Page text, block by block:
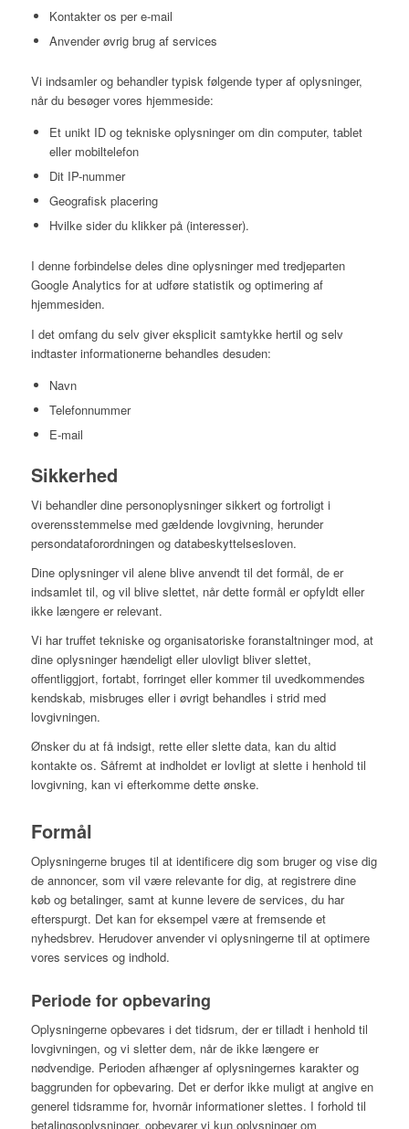
Kontakter os per e-mail
Anvender øvrig brug af services
Vi indsamler og behandler typisk følgende typer af oplysninger,
når du besøger vores hjemmeside:
Et unikt ID og tekniske oplysninger om din computer, tablet
eller mobiltelefon
Dit IP-nummer
Geografisk placering
Hvilke sider du klikker på (interesser).
I denne forbindelse deles dine oplysninger med tredjeparten
Google Analytics for at udføre statistik og optimering af
hjemmesiden.
I det omfang du selv giver eksplicit samtykke hertil og selv
indtaster informationerne behandles desuden:
Navn
Telefonnummer
E-mail
Sikkerhed
Vi behandler dine personoplysninger sikkert og fortroligt i
overensstemmelse med gældende lovgivning, herunder
persondataforordningen og databeskyttelsesloven.
Dine oplysninger vil alene blive anvendt til det formål, de er
indsamlet til, og vil blive slettet, når dette formål er opfyldt eller
ikke længere er relevant.
Vi har truffet tekniske og organisatoriske foranstaltninger mod, at
dine oplysninger hændeligt eller ulovligt bliver slettet,
offentliggjort, fortabt, forringet eller kommer til uvedkommendes
kendskab, misbruges eller i øvrigt behandles i strid med
lovgivningen.
Ønsker du at få indsigt, rette eller slette data, kan du altid
kontakte os. Såfremt at indholdet er lovligt at slette i henhold til
lovgivning, kan vi efterkomme dette ønske.
Formål
Oplysningerne bruges til at identificere dig som bruger og vise dig
de annoncer, som vil være relevante for dig, at registrere dine
køb og betalinger, samt at kunne levere de services, du har
efterspurgt. Det kan for eksempel være at fremsende et
nyhedsbrev. Herudover anvender vi oplysningerne til at optimere
vores services og indhold.
Periode for opbevaring
Oplysningerne opbevares i det tidsrum, der er tilladt i henhold til
lovgivningen, og vi sletter dem, når de ikke længere er
nødvendige. Perioden afhænger af oplysningernes karakter og
baggrunden for opbevaring. Det er derfor ikke muligt at angive en
generel tidsramme for, hvornår informationer slettes. I forhold til
betalingsoplysninger, opbevarer vi kun oplysninger om